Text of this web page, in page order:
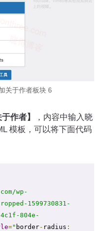
关于作者板块 6
于作者】
，内容中输入晓
模板，可以将下面代码
wp-
1599730831-
4c1f-804e-
=" border- radius :